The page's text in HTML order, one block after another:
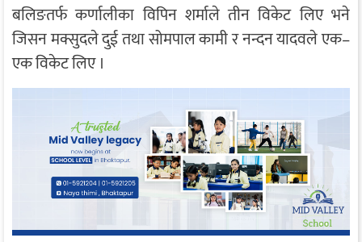
बलिङतर्फ कर्णालीका विपिन शर्माले तीन विकेट लिए भने
जिसन मक्सुदले दुई तथा सोमपाल कामी र नन्दन यादवले एक–
एक विकेट लिए ।